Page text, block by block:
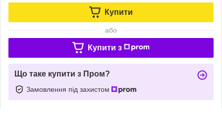
Купити
або
Купити з
Що таке купити з Пром?
Замовлення під захистом